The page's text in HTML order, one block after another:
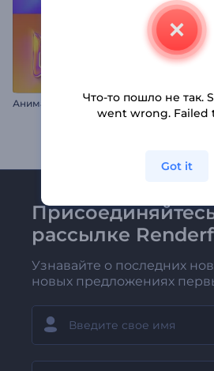
А
нимация лого: Сияющий хром
рассылке
Узнавайте о последних
новых предложениях
Что-то пошло не так.
went wrong. Failed
Got it